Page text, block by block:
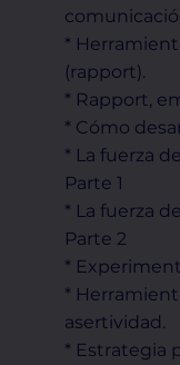
*
(rapport).
* Rapport,
* Cómo
* La fuerza
Parte 1
* La fuerza
Parte 2
*
*
asertividad.
* Estrategia